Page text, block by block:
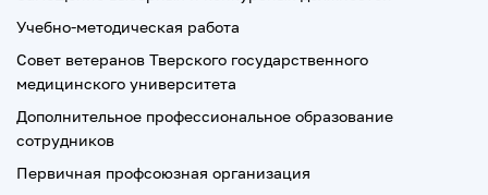
Учебно-методическая работа
Совет ветеранов Тверского государственного
медицинского университета
Дополнительное профессиональное образование
сотрудников
Первичная профсоюзная организация